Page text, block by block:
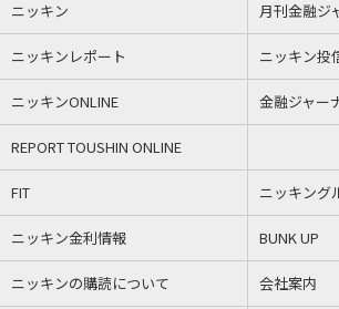
ニッキン 月刊金融ジ
ニッキンレポート ニッキン投
ニッキンONLINE 金融ジャー
REPORT TOUSHIN ONLINE
FIT ニッキング
ニッキン金利情報 BUNK UP
ニッキンの購読について 会社案内